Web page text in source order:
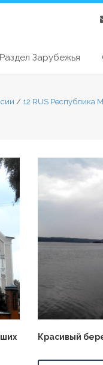
Раздел Зарубежья
/ 12 RUS Республика
Красивый